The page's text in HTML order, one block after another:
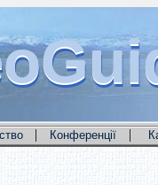
| Конференції |